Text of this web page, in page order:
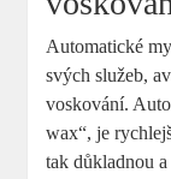
Automatické
svých služeb,
voskování.
wax“, je
tak důkladnou